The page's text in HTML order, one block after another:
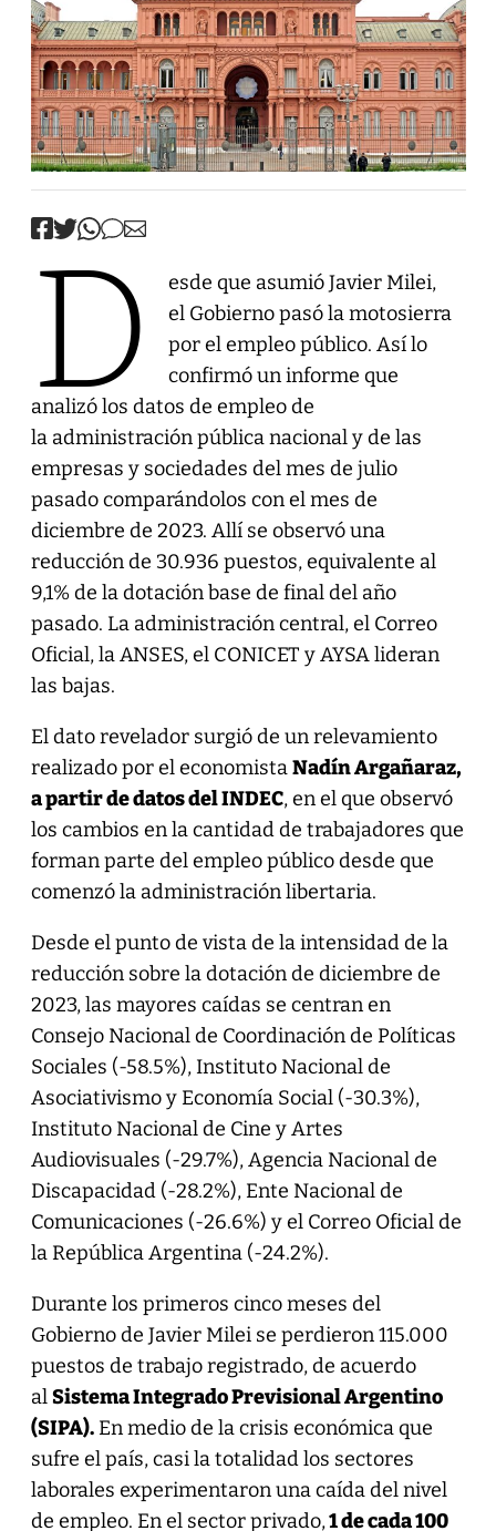
D
esde que asumió Javier Milei,
el Gobierno pasó la motosierra
por el empleo público. Así lo
confirmó un informe que
analizó los datos de empleo de
la administración pública nacional y de las
empresas y sociedades del mes de julio
pasado comparándolos con el mes de
diciembre de 2023. Allí se observó una
reducción de 30.936 puestos, equivalente al
9,1% de la dotación base de final del año
pasado. La administración central, el Correo
Oficial, la ANSES, el CONICET y AYSA lideran
las bajas.
El dato revelador surgió de un relevamiento
realizado por el economistaNadín Argañaraz,
a partir de datos del INDEC, en el que observó
los cambios en la cantidad de trabajadores que
forman parte del empleo público desde que
comenzó la administración libertaria.
Desde el punto de vista de la intensidad de la
reducción sobre la dotación de diciembre de
2023, las mayores caídas se centran en
Consejo Nacional de Coordinación de Políticas
Sociales (-58.5%), Instituto Nacional de
Asociativismo y Economía Social (-30.3%),
Instituto Nacional de Cine y Artes
Audiovisuales (-29.7%), Agencia Nacional de
Discapacidad (-28.2%), Ente Nacional de
Comunicaciones (-26.6%) y el Correo Oficial de
la República Argentina (-24.2%).
Durante los primeros cinco meses del
Gobierno de Javier Milei se perdieron 115.000
puestos de trabajo registrado, de acuerdo
alSistema Integrado Previsional Argentino
(SIPA).En medio de la crisis económica que
sufre el país, casi la totalidad los sectores
laborales experimentaron una caída del nivel
de empleo. En el sector privado,1 de cada 100